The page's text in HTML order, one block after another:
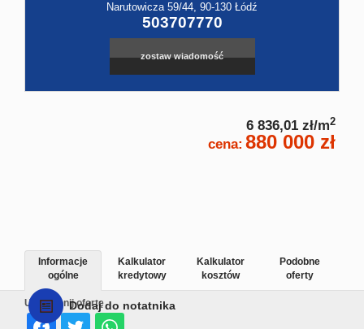
Narutowicza 59/44, 90-130 Łódź
503707770
zostaw wiadomość
6 836,01 zł/m2
cena: 880 000 zł
Dodaj do notatnika
Udostępnij ofertę
Informacje
ogólne
Kalkulator
kredytowy
Kalkulator
kosztów
Podobne
oferty